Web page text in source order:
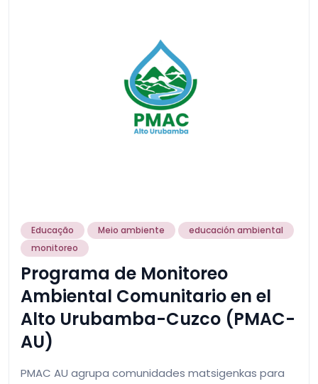
Educação Meio ambiente
educación ambiental
monitoreo
Programa de Monitoreo
Ambiental Comunitario en el
Alto Urubamba-Cuzco (PMAC-
AU)
PMAC AU agrupa comunidades matsigenkas para